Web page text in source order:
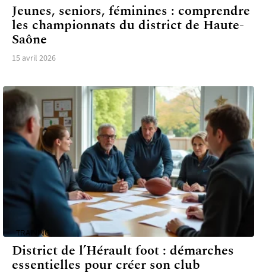
Jeunes, seniors, féminines : comprendre
les championnats du district de Haute-
Saône
15 avril 2026
TRAINING
District de l’Hérault foot : démarches
essentielles pour créer son club